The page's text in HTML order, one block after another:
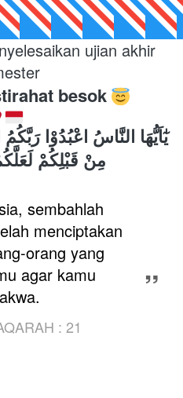
ujian akhir
besok
مِنْ قَبْلِكُمْ
sembahlah
menciptakan
orang yang
agar kamu
”
: 21